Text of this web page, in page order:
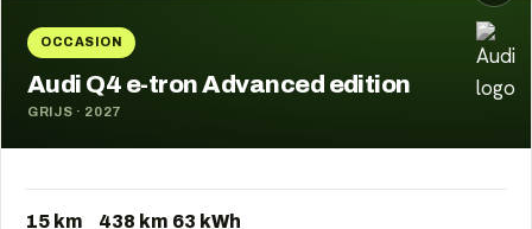
OCCASION
Audi Q4 e-tron Advanced edition
GRIJS · 2027
15 km 438 km 63 kWh